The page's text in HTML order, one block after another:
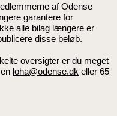
af Odense
garantere for
alle bilag længere er
disse beløb.
oversigter er du meget
loha@odense.dk eller 65